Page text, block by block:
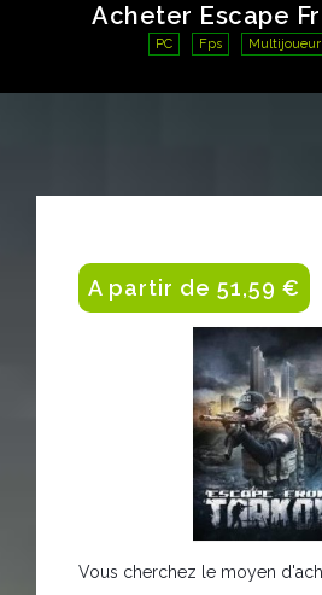
Acheter Escape
PC Fps Multijoueur
A partir de 51,59 €
Vous cherchez le moyen